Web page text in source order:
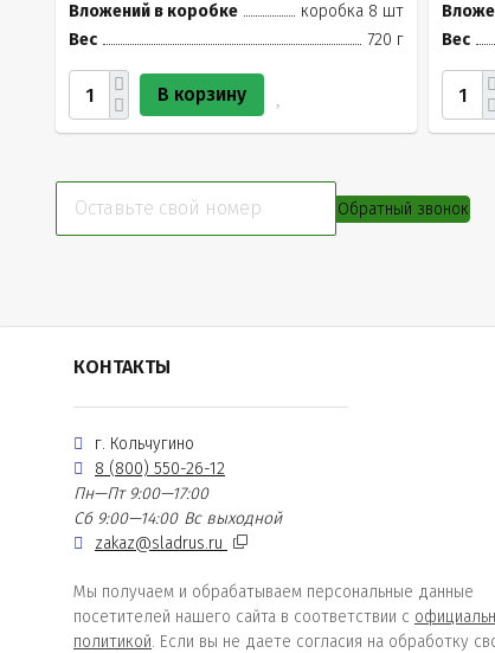
Вложений в коробке
коробка 8 шт
Вес
720 г
В корзину
Вес
Обратный звонок
КОНТАКТЫ
г. Кольчугино
8 (800) 550-26-12
Пн—Пт 9:00—17:00
Сб 9:00—14:00 Вс выходной
zakaz@sladrus.ru
Мы получаем и обрабатываем персональные данные
посетителей нашего сайта в соответствии с
политикой. Если вы не даете согласия на обработку